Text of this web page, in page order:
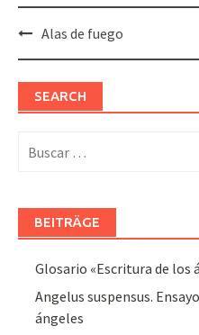
PostAlas de fuego
SEARCH
BEITRÄGE
Glosario «Escritura de los
Angelus suspensus.
ángeles